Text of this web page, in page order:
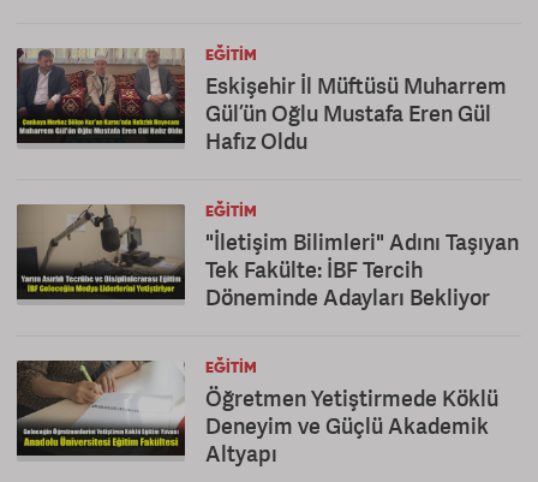
EĞITIM
Eskişehir İl Müftüsü Muharrem
Gül’ün Oğlu Mustafa Eren Gül
Hafız Oldu
EĞITIM
"İletişim Bilimleri" Adını Taşıyan
Tek Fakülte: İBF Tercih
Döneminde Adayları Bekliyor
EĞITIM
Öğretmen Yetiştirmede Köklü
Deneyim ve Güçlü Akademik
Altyapı